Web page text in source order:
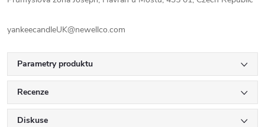
yankeecandleUK@newellco.com
Parametry produktu
Recenze
Diskuse